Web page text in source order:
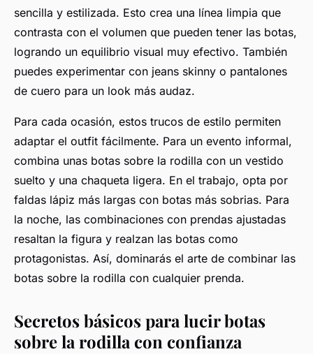
sencilla y estilizada. Esto crea una línea limpia que
contrasta con el volumen que pueden tener las botas,
logrando un equilibrio visual muy efectivo. También
puedes experimentar con jeans skinny o pantalones
de cuero para un look más audaz.
Para cada ocasión, estos trucos de estilo permiten
adaptar el outfit fácilmente. Para un evento informal,
combina unas botas sobre la rodilla con un vestido
suelto y una chaqueta ligera. En el trabajo, opta por
faldas lápiz más largas con botas más sobrias. Para
la noche, las combinaciones con prendas ajustadas
resaltan la figura y realzan las botas como
protagonistas. Así, dominarás el arte de combinar las
botas sobre la rodilla con cualquier prenda.
Secretos básicos para lucir botas
sobre la rodilla con confianza